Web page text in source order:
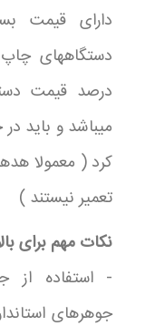
دارای قیمت
درصد قیمت
میباشد و باید
کرد ( معمولا
تعمیر نیستند )
نکات مهم برای
- استفاده از
جوهرهای